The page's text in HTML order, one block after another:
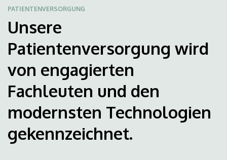
PATIENTENVERSORGUNG
Unsere
Patientenversorgung wird
von engagierten
Fachleuten und den
modernsten Technologien
gekennzeichnet.